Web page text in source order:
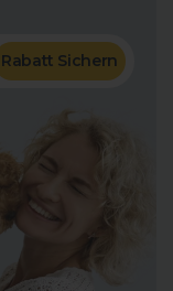
Rabatt Sichern